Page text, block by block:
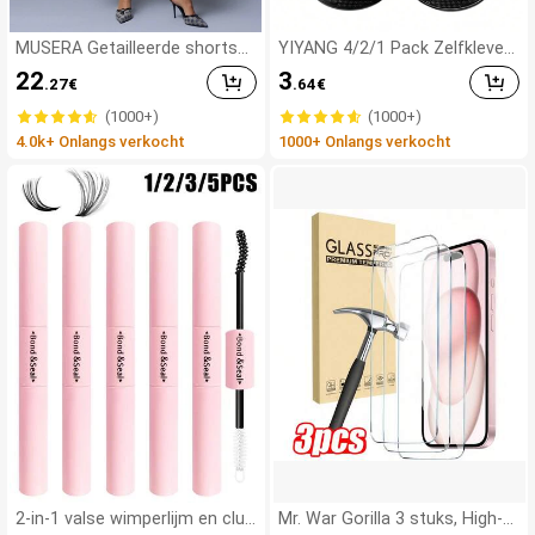
MUSERA Getailleerde shorts
met lage taille voor de zomer,
smart casual, elegant en scha
ttig, perfect voor vakantie, we
rk, kantoor, herfst en lente.
22.27€
(1000+)
4.0k+ Onlangs verkocht
2-in-1 valse wimperlijm en clus
YIYANG 4/2/1 Pack Zelfkleven
de Siliconen Rugloze Push-Up
Onzichtbare Beha, Wasbaar, V
oorste Sluiting, Borstversterk
end - Huidvriendelijke Cups, Ge
schikt Voor A-D Cup, Zomerse
digdheden
3.64€
(1000+)
1000+ Onlangs verkocht
Mr. War Gorilla 3 stuks, High-D